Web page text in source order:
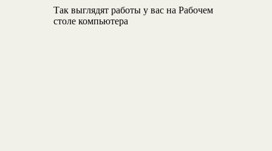
Так выглядят работы у вас на Рабочем
столе компьютера